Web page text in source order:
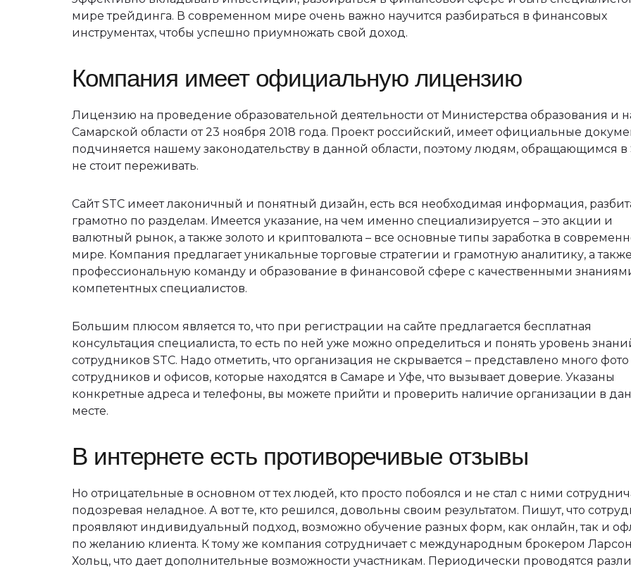
мире трейдинга. В современном мире очень важно научится разбираться в финансовых
инструментах, чтобы успешно приумножать свой доход.
Компания имеет официальную лицензию
Лицензию на проведение образовательной деятельности от Министерства образования и
Самарской области от 23 ноября 2018 года. Проект российский, имеет официальные
подчиняется нашему законодательству в данной области, поэтому людям, обращающимся в
не стоит переживать.
Сайт STC имеет лаконичный и понятный дизайн, есть вся необходимая информация,
грамотно по разделам. Имеется указание, на чем именно специализируется – это акции и
валютный рынок, а также золото и криптовалюта – все основные типы заработка в
мире. Компания предлагает уникальные торговые стратегии и грамотную аналитику, а также
профессиональную команду и образование в финансовой сфере с качественными
компетентных специалистов.
Большим плюсом является то, что при регистрации на сайте предлагается бесплатная
консультация специалиста, то есть по ней уже можно определиться и понять уровень
сотрудников STC. Надо отметить, что организация не скрывается – представлено много фото
сотрудников и офисов, которые находятся в Самаре и Уфе, что вызывает доверие. Указаны
конкретные адреса и телефоны, вы можете прийти и проверить наличие организации в
месте.
В интернете есть противоречивые отзывы
Но отрицательные в основном от тех людей, кто просто побоялся и не стал с ними
подозревая неладное. А вот те, кто решился, довольны своим результатом. Пишут, что
проявляют индивидуальный подход, возможно обучение разных форм, как онлайн, так и
по желанию клиента. К тому же компания сотрудничает с международным брокером
Хольц, что дает дополнительные возможности участникам. Периодически проводятся